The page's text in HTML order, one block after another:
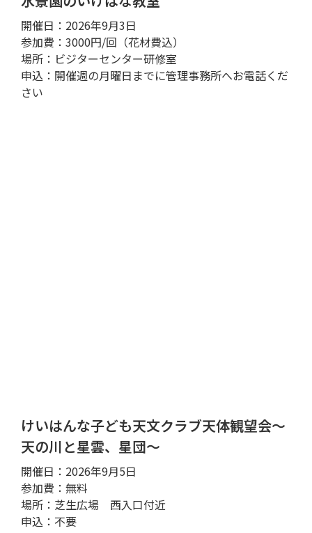
開催日：2026年9月3日
参加費：3000円/回（花材費込）
場所：ビジターセンター研修室
申込：開催週の月曜日までに管理事務所へお電話くだ
さい
けいはんな子ども天文クラブ天体観望会～
天の川と星雲、星団～
開催日：2026年9月5日
参加費：無料
場所：芝生広場 西入口付近
申込：不要